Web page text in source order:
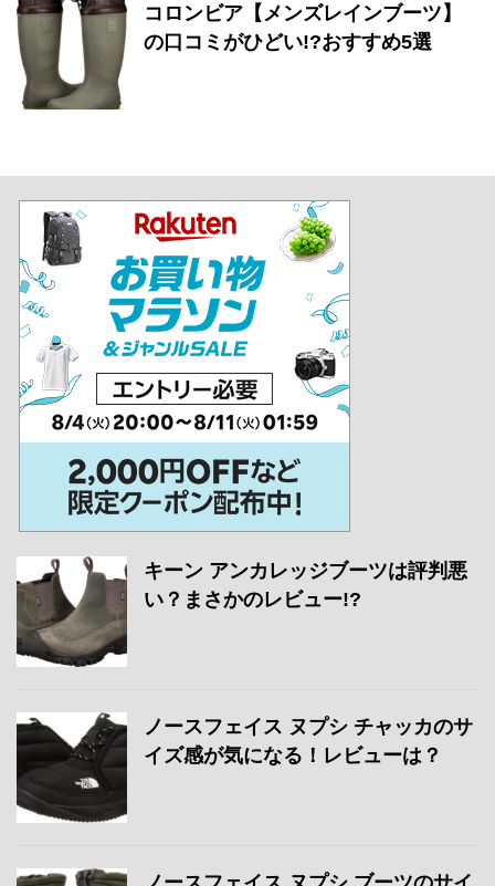
コロンビア【メンズレインブーツ】
の口コミがひどい!?おすすめ5選
キーン アンカレッジブーツは評判悪
い？まさかのレビュー!?
ノースフェイス ヌプシ チャッカのサ
イズ感が気になる！レビューは？